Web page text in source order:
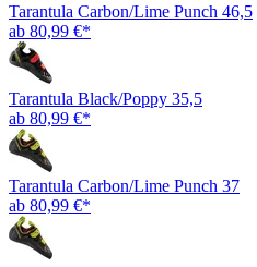
Tarantula Carbon/Lime Punch 46,5
ab 80,99 €*
Tarantula Black/Poppy 35,5
ab 80,99 €*
Tarantula Carbon/Lime Punch 37
ab 80,99 €*